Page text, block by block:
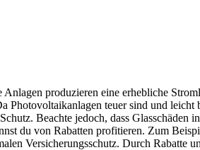
produzieren eine erhebliche
teuer sind und leicht
Beachte jedoch, dass Glasschäden
du von Rabatten profitieren. Zum
Versicherungsschutz. Durch Rabatte